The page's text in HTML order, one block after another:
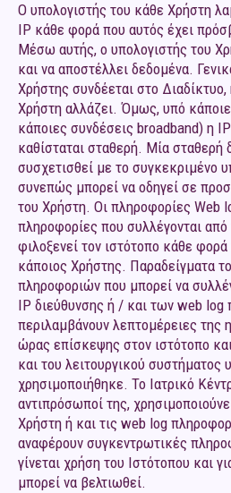
Ο υπολογιστής του κάθε Χρήστη
IP κάθε φορά που αυτός έχει
Μέσω αυτής, ο υπολογιστής του
και να αποστέλλει δεδομένα.
Χρήστης συνδέεται στο Διαδίκτυο,
Χρήστη αλλάζει. Όμως, υπό
κάποιες συνδέσεις broadband) η
καθίσταται σταθερή. Μία σταθερή
συσχετισθεί με το συγκεκριμένο
συνεπώς μπορεί να οδηγεί σε
του Χρήστη. Οι πληροφορίες Web
πληροφορίες που συλλέγονται
φιλοξενεί τον ιστότοπο κάθε
κάποιος Χρήστης. Παραδείγματα
πληροφοριών που μπορεί να
ΙΡ διεύθυνσης ή / και των web
περιλαμβάνουν λεπτομέρειες της
ώρας επίσκεψης στον ιστότοπο
και του λειτουργικού συστήματος
χρησιμοποιήθηκε. Το Ιατρικό
αντιπρόσωποί της,
Χρήστη ή και τις web log
αναφέρουν συγκεντρωτικές
γίνεται χρήση του Ιστότοπου και
μπορεί να βελτιωθεί.